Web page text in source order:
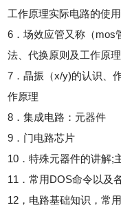
工作原理实际电路的使
6．场效应管又称（mos
法、代换原则及工作原
7．晶振（x/y)的认识、
作原理
8．集成电路：元器件
9．门电路芯片
10．特殊元器件的讲解;
11．常用DOS命令以及
12，电路基础知识，常